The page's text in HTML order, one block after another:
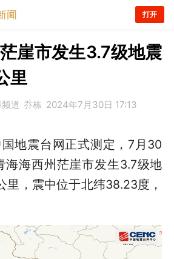
打开
崖市发生3.7级地震
里
道 乔栋 2024年7月30日 17:13
地震台网正式测定，7月30
海海西州茫崖市发生3.7级地
里，震中位于北纬38.23度，